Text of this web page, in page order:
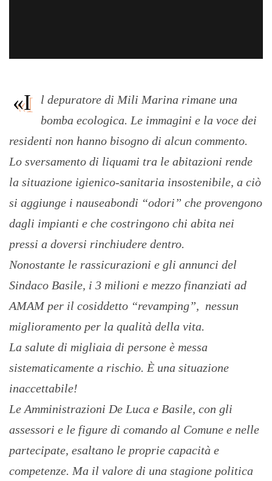
«I
l depuratore di Mili Marina rimane una
bomba ecologica. Le immagini e la voce dei
residenti non hanno bisogno di alcun commento.
Lo sversamento di liquami tra le abitazioni rende
la situazione igienico-sanitaria insostenibile, a ciò
si aggiunge i nauseabondi “odori” che provengono
dagli impianti e che costringono chi abita nei
pressi a doversi rinchiudere dentro.
Nonostante le rassicurazioni e gli annunci del
Sindaco Basile, i 3 milioni e mezzo finanziati ad
AMAM per il cosiddetto “revamping”, nessun
miglioramento per la qualità della vita.
La salute di migliaia di persone è messa
sistematicamente a rischio. È una situazione
inaccettabile!
Le Amministrazioni De Luca e Basile, con gli
assessori e le figure di comando al Comune e nelle
partecipate, esaltano le proprie capacità e
competenze. Ma il valore di una stagione politica